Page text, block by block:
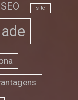
SEO site